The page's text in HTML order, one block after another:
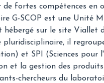
de fortes compétences en
G-SCOP est une Unité
hébergé sur le site Viallet
pluridisciplinaire, il
et SPI (Sciences pour
et la gestion des
chercheurs du